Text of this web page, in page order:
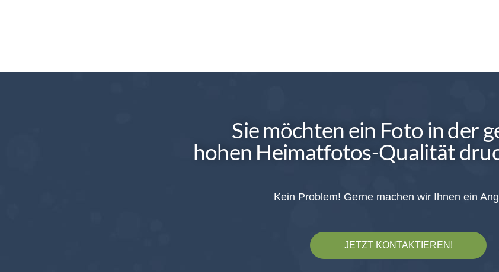
Sie möchten ein Foto in der
hohen Heimatfotos-Qualität
Kein Problem! Gerne machen wir Ihnen ein
JETZT KONTAKTIEREN!